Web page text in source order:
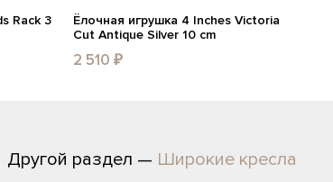
Rack 3
Ёлочная игрушка 4 Inches Victoria
Cut Antique Silver 10 cm
2 510 ₽
Другой раздел — Широкие кресла